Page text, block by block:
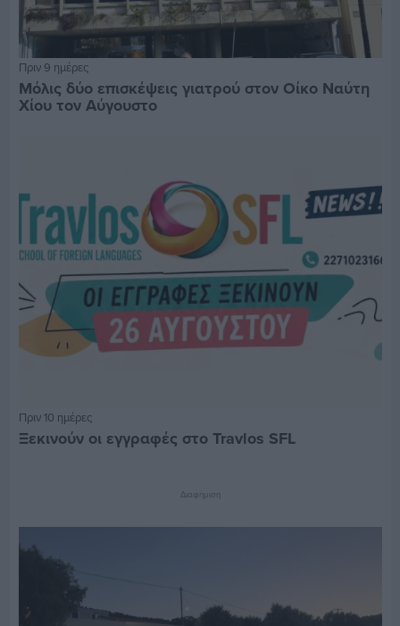
Πριν 9 ημέρες
Μόλις δύο επισκέψεις γιατρού στον Οίκο Ναύτη
Χίου τον Αύγουστο
Πριν 10 ημέρες
Ξεκινούν οι εγγραφές στο Travlos SFL
Διαφήμιση